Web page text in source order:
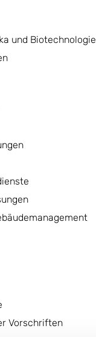
und Biotechnologie
Vorschriften